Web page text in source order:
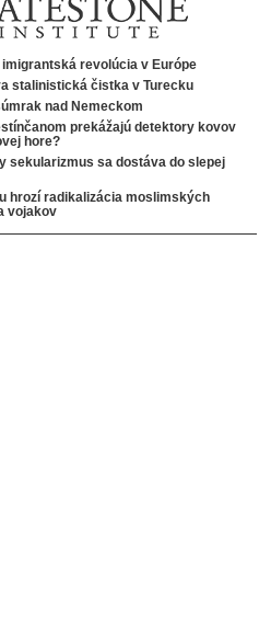
imigrantská revolúcia v Európe
stalinistická čistka v Turecku
nad Nemeckom
prekážajú detektory kovov
hore?
sekularizmus sa dostáva do slepej
hrozí radikalizácia moslimských
vojakov